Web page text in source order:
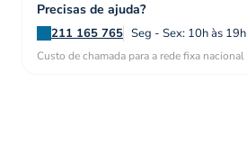
Precisas de ajuda?
211 165 765 Seg - Sex: 10h às 19h
Custo de chamada para a rede fixa nacional